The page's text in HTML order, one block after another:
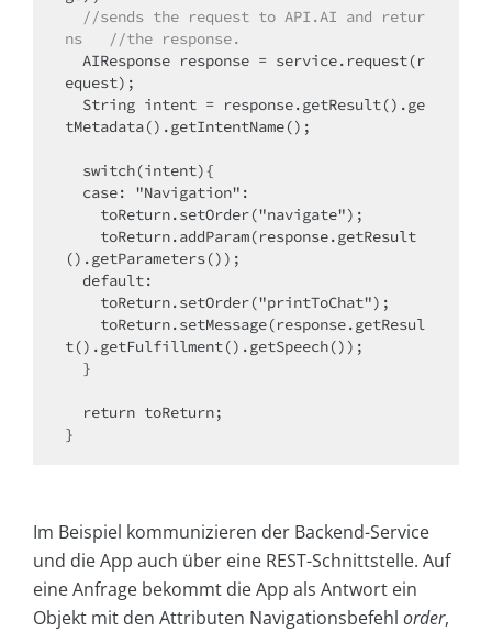
//sends the request to API.AI and retur
ns
//the response.
equest);
tMetadata().getIntentName();
().getParameters());
t().getFulfillment().getSpeech());
}
Im Beispiel kommunizieren der Backend-Service
und die App auch über eine REST-Schnittstelle. Auf
eine Anfrage bekommt die App als Antwort ein
Objekt mit den Attributen Navigationsbefehl order,